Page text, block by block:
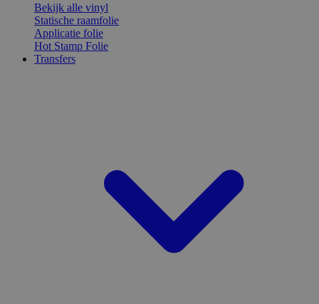
Bekijk alle vinyl
Statische raamfolie
Applicatie folie
Hot Stamp Folie
Transfers